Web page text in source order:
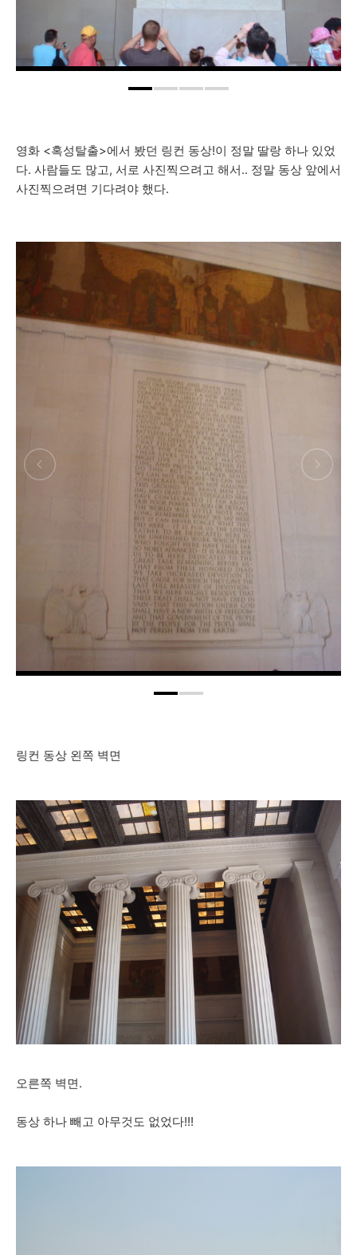
영화 <혹성탈출>에서 봤던 링컨 동상!이 정말 딸랑 하나 있었
다. 사람들도 많고, 서로 사진찍으려고 해서.. 정말 동상 앞에서
사진찍으려면 기다려야 했다.
링컨 동상 왼쪽 벽면
오른쪽 벽면.
동상 하나 빼고 아무것도 없었다!!!